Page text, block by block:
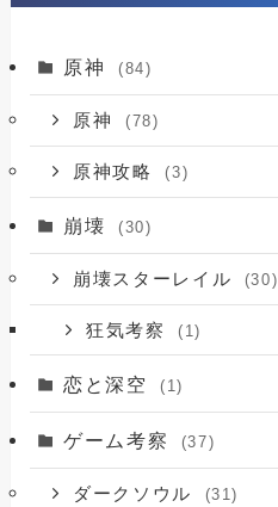
原神 (84)
原神 (78)
原神攻略 (3)
崩壊 (30)
崩壊スターレイル (30)
狂気考察 (1)
恋と深空 (1)
ゲーム考察 (37)
ダークソウル (31)